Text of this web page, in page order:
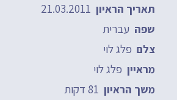
תאריך הראיון
שפה עברית
צלם פלג לוי
מראיין פלג לוי
משך הראיון